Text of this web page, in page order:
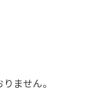
ません。